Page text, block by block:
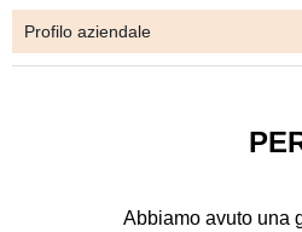
Profilo aziendale
PERCHÉ
Abbiamo avuto una grande